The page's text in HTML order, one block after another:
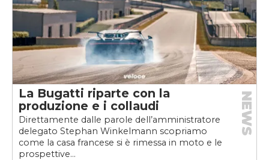
La Bugatti riparte con la
produzione e i collaudi
Direttamente dalle parole dell’amministratore
delegato Stephan Winkelmann scopriamo
come la casa francese si è rimessa in moto e le
prospettive...
NEWS